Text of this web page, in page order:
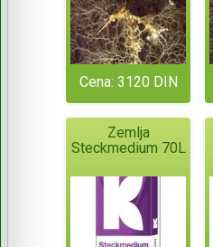
Cena: 3120 DIN
Zemlja
Steckmedium 70L